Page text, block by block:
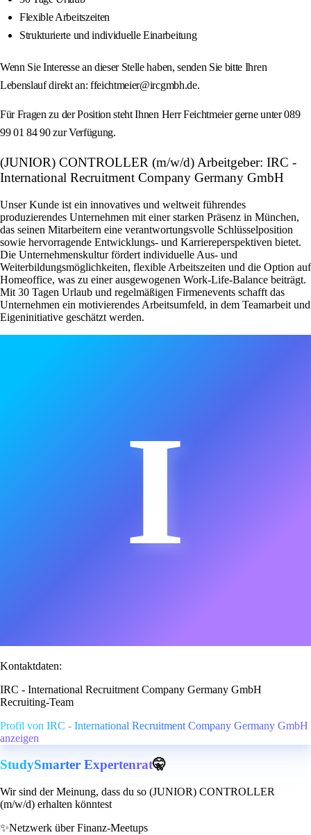
Flexible Arbeitszeiten
Strukturierte und individuelle Einarbeitung
Wenn Sie Interesse an dieser Stelle haben, senden Sie bitte Ihren
Lebenslauf direkt an: ffeichtmeier@ircgmbh.de.
Für Fragen zu der Position steht Ihnen Herr Feichtmeier gerne unter 089
99 01 84 90 zur Verfügung.
(JUNIOR) CONTROLLER (m/w/d) Arbeitgeber: IRC -
International Recruitment Company Germany GmbH
Unser Kunde ist ein innovatives und weltweit führendes
produzierendes Unternehmen mit einer starken Präsenz in München,
das seinen Mitarbeitern eine verantwortungsvolle Schlüsselposition
sowie hervorragende Entwicklungs- und Karriereperspektiven bietet.
Die Unternehmenskultur fördert individuelle Aus- und
Weiterbildungsmöglichkeiten, flexible Arbeitszeiten und die Option auf
Homeoffice, was zu einer ausgewogenen Work-Life-Balance beiträgt.
Mit 30 Tagen Urlaub und regelmäßigen Firmenevents schafft das
Unternehmen ein motivierendes Arbeitsumfeld, in dem Teamarbeit und
Eigeninitiative geschätzt werden.
I
Kontaktdaten:
IRC - International Recruitment Company Germany GmbH
Recruiting-Team
Profil von IRC - International Recruitment Company Germany GmbH
anzeigen
StudySmarter Expertenrat🤫
Wir sind der Meinung, dass du so (JUNIOR) CONTROLLER
(m/w/d) erhalten könntest
✨Netzwerk über Finanz-Meetups